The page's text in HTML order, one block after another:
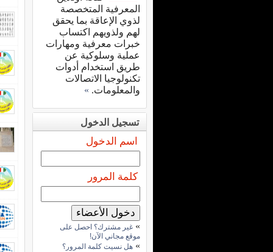
المعرفية المتخصصة
لذوي الإعاقة بما يحقق
لهم ولذويهم اكتساب
خبرات معرفية ومهارات
عملية وسلوكية عن
طريق استخدام أدوات
تكنولوجيا الاتصالات
والمعلومات. »
تسجيل الدخول
اسم الدخول
كلمة المرور
» غير مشترك؟ احصل على
موقع مجاني الآن!
» هل نسيت كلمة المرور؟